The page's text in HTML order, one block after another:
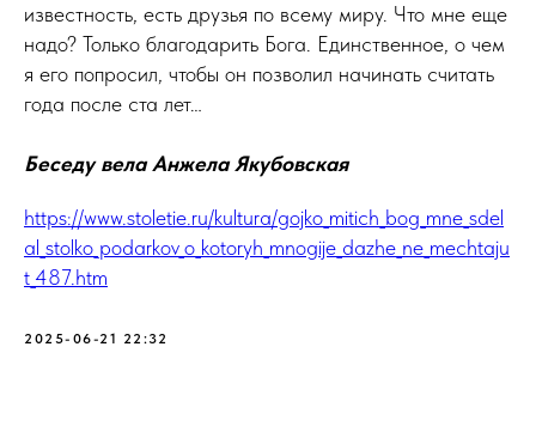
известность, есть друзья по всему миру. Что мне еще
надо? Только благодарить Бога. Единственное, о чем
я его попросил, чтобы он позволил начинать считать
года после ста лет…
Беседу вела Анжела Якубовская
https://www.stoletie.ru/kultura/gojko_mitich_bog_mne_sdel
al_stolko_podarkov_o_kotoryh_mnogije_dazhe_ne_mechtaju
t_487.htm
2025-06-21 22:32